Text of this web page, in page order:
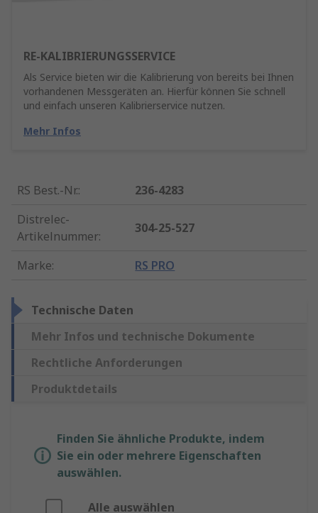
RE-KALIBRIERUNGSSERVICE
Als Service bieten wir die Kalibrierung von bereits bei Ihnen
vorhandenen Messgeräten an. Hierfür können Sie schnell
und einfach unseren Kalibrierservice nutzen.
Mehr Infos
RS Best.-Nr.:
236-4283
Distrelec-
Artikelnummer:
304-25-527
Marke: RS PRO
Technische Daten
Mehr Infos und technische Dokumente
Rechtliche Anforderungen
Produktdetails
Finden Sie ähnliche Produkte, indem
Sie ein oder mehrere Eigenschaften
auswählen.
Alle auswählen